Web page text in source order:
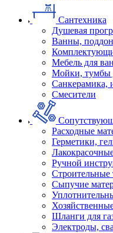
Сантехника
Душевая
Ванны,
Мебель для
Мойки, тумбы
Санкерамика,
Смесители
Расходные
Герметики,
Ручной
Строительные
Сыпучие
Шланги для
Электроды,